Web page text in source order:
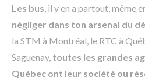
Les bus, il y en a partout, même
négliger dans ton arsenal du
la STM à Montréal, le RTC à
Saguenay, toutes les grandes
Québec ont leur société ou